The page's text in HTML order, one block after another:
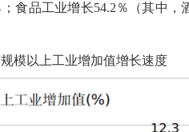
；食品工业增长54.2 ％ （其中，
规模以上工业增加值增长速度